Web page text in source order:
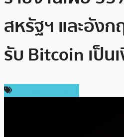
สหรัฐฯ และอัง
รับ Bitcoin เป็น